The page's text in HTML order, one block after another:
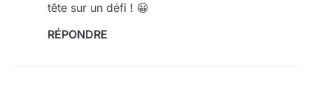
tête sur un défi ! 😀
RÉPONDRE